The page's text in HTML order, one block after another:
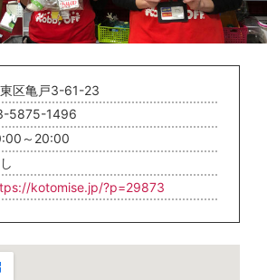
区亀戸3-61-23
5875-1496
～20:00
kotomise.jp/?p=29873